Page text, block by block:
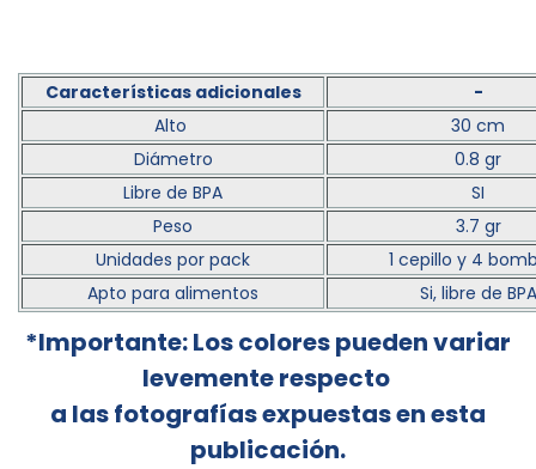
Características adicionales
-
Alto
30 cm
Diámetro
0.8 gr
Libre de BPA
SI
Peso
3.7 gr
Unidades por pack
1 cepillo y 4
Apto para alimentos
Si, libre de BPA
*Importante: Los colores pueden variar
levemente respecto
a las fotografías expuestas en esta
publicación.